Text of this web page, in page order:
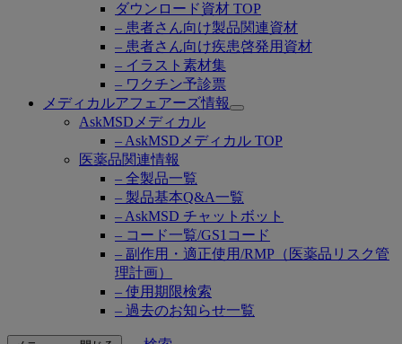
ダウンロード資材 TOP
– 患者さん向け製品関連資材
– 患者さん向け疾患啓発用資材
– イラスト素材集
– ワクチン予診票
メディカルアフェアーズ情報
Open
AskMSDメディカル
– AskMSDメディカル TOP
医薬品関連情報
– 全製品一覧
– 製品基本Q&A一覧
– AskMSD チャットボット
– コード一覧/GS1コード
– 副作用・適正使用/RMP（医薬品リスク管
理計画）
– 使用期限検索
– 過去のお知らせ一覧